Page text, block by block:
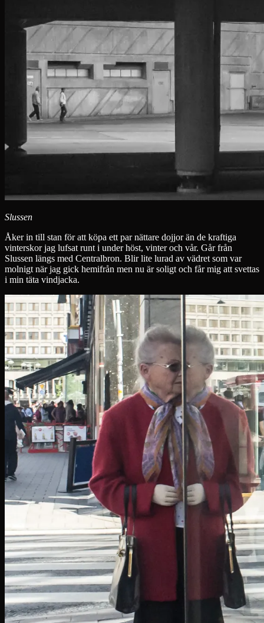
Slussen
Åker in till stan för att köpa ett par nättare dojjor än de kraftiga
vinterskor jag lufsat runt i under höst, vinter och vår. Går från
Slussen längs med Centralbron. Blir lite lurad av vädret som var
molnigt när jag gick hemifrån men nu är soligt och får mig att svettas
i min täta vindjacka.